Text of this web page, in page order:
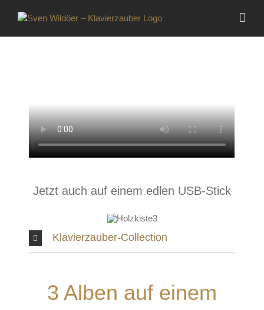
Inhalt
Jetzt auch auf einem edlen USB-Stick
Klavierzauber-Collection
3 Alben auf einem